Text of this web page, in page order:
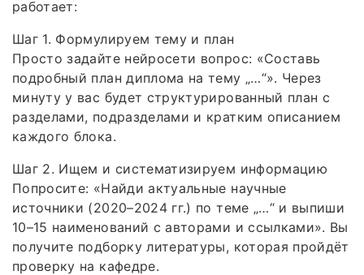
работает:
Шаг 1. Формулируем тему и план
Просто задайте нейросети вопрос: «Составь
подробный план диплома на тему „…“». Через
минуту у вас будет структурированный план с
разделами, подразделами и кратким описанием
каждого блока.
Шаг 2. Ищем и систематизируем информацию
Попросите: «Найди актуальные научные
источники (2020–2024 гг.) по теме „…“ и выпиши
10–15 наименований с авторами и ссылками». Вы
получите подборку литературы, которая пройдёт
проверку на кафедре.